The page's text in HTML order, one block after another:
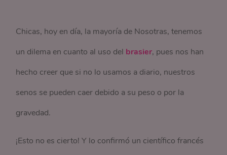
Chicas, hoy en día, la mayoría de Nosotras, tenemos
un dilema en cuanto al uso del brasier, pues nos han
hecho creer que si no lo usamos a diario, nuestros
senos se pueden caer debido a su peso o por la
gravedad.
¡Esto no es cierto! Y lo confirmó un científico francés